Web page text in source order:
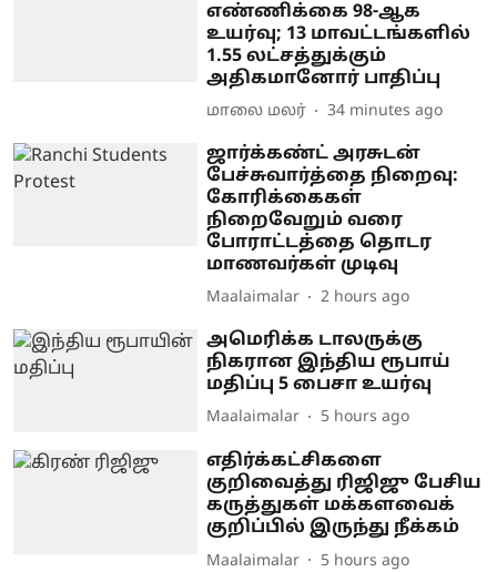
எண்ணிக்கை 98-ஆக
உயர்வு; 13 மாவட்டங்களில்
1.55 லட்சத்துக்கும்
அதிகமானோர் பாதிப்பு
மாலை மலர் 34 minutes ago
ஜார்க்கண்ட் அரசுடன்
பேச்சுவார்த்தை நிறைவு:
கோரிக்கைகள்
நிறைவேறும் வரை
போராட்டத்தை தொடர
மாணவர்கள் முடிவு
Maalaimalar 2 hours ago
அமெரிக்க டாலருக்கு
நிகரான இந்திய ரூபாய்
மதிப்பு 5 பைசா உயர்வு
Maalaimalar 5 hours ago
எதிர்க்கட்சிகளை
குறிவைத்து ரிஜிஜு பேசிய
கருத்துகள் மக்களவைக்
குறிப்பில் இருந்து நீக்கம்
Maalaimalar 5 hours ago